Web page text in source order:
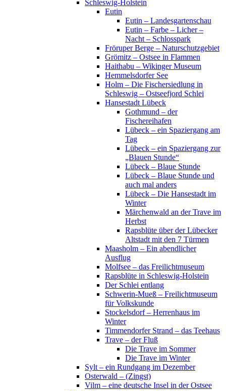
Schleswig-Holstein
Eutin
Eutin – Landesgartenschau
Eutin – Farbe – Licher –
Nacht – Schlosspark
Fröruper Berge – Naturschutzgebiet
Grömitz – Ostsee in Flammen
Haithabu – Wikinger Museum
Hemmelsdorfer See
Holm – Die Fischersiedlung in
Schleswig – Ostseefjord Schlei
Hansestadt Lübeck
Gothmund – der
Fischereihafen
Lübeck – ein Spaziergang am
Tag
Lübeck – ein Spaziergang zur
„Blauen Stunde“
Lübeck – Blaue Stunde
Lübeck – Blaue Stunde und
auch mal anders
Lübeck – Die Hansestadt im
Winter
Märchenwald an der Trave im
Herbst
Rapsblüte über der Lübecker
Altstadt mit den 7 Türmen
Maasholm – Ein abendlicher
Ausflug
Molfsee – das Freilichtmuseum
Rapsblüte in Schleswig-Holstein
Der Schlei entlang
Schwerin-Mueß – Freilichtmuseum
für Volkskunde
Stockelsdorf – Herrenhaus im
Winter
Timmendorfer Strand – das Teehaus
Trave – der Fluß
Die Trave im Sommer
Die Trave im Winter
Sylt – ein Rundgang im Dezember
Osterwald – (Zingst)
Vilm – eine deutsche Insel in der Ostsee